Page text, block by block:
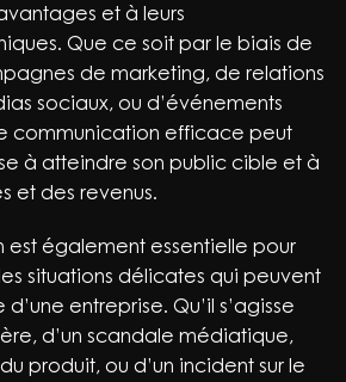
et à leurs
Que ce soit par le biais de
de marketing, de relations
sociaux, ou d’événements
communication efficace peut
à atteindre son public cible et à
et des revenus.
est également essentielle pour
situations délicates qui peuvent
entreprise. Qu’il s’agisse
d’un scandale médiatique,
produit, ou d’un incident sur le